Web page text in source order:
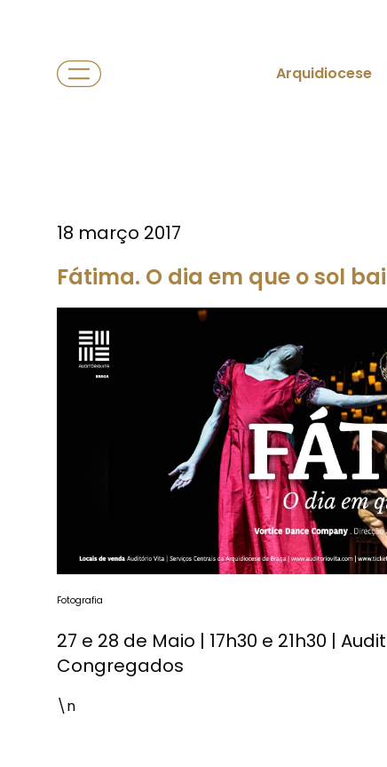
Arquidiocese
18 março 2017
Fátima. O dia em que o sol
Fotografia
27 e 28 de Maio | 17h30 e 21h30 |
Congregados
\n